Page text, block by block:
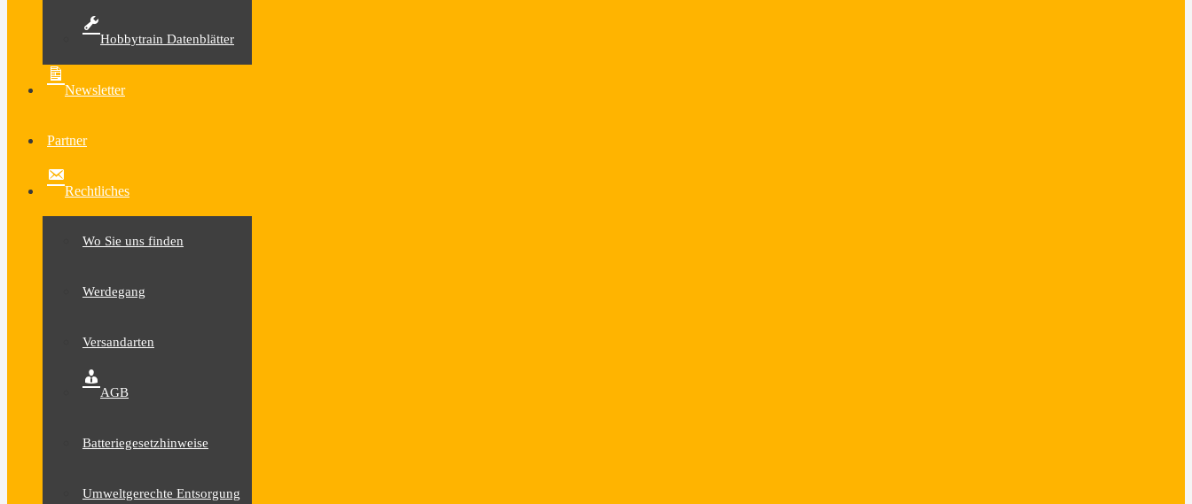
Hobbytrain Datenblätter
Newsletter
Partner
Rechtliches
Wo Sie uns finden
Werdegang
Versandarten
AGB
Batteriegesetzhinweise
Umweltgerechte Entsorgung